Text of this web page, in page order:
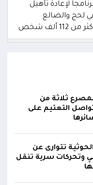
لإعادة تأهيل
في لحج والضالع
ألف شخص
الصيانة أوشكت على
تدريجياً لتغطية
الداخلي، وأحمد
الأمن الخارجي؛ في
ثلاثة من
التعتيم على
تتوارى عن
وتحركات سرية تنقل